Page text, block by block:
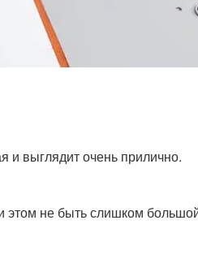
и выглядит очень прилично.
этом не быть слишком